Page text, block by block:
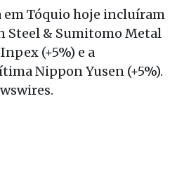
em Tóquio hoje incluíram
Steel & Sumitomo Metal
(+5%) e a
Nippon Yusen (+5%).